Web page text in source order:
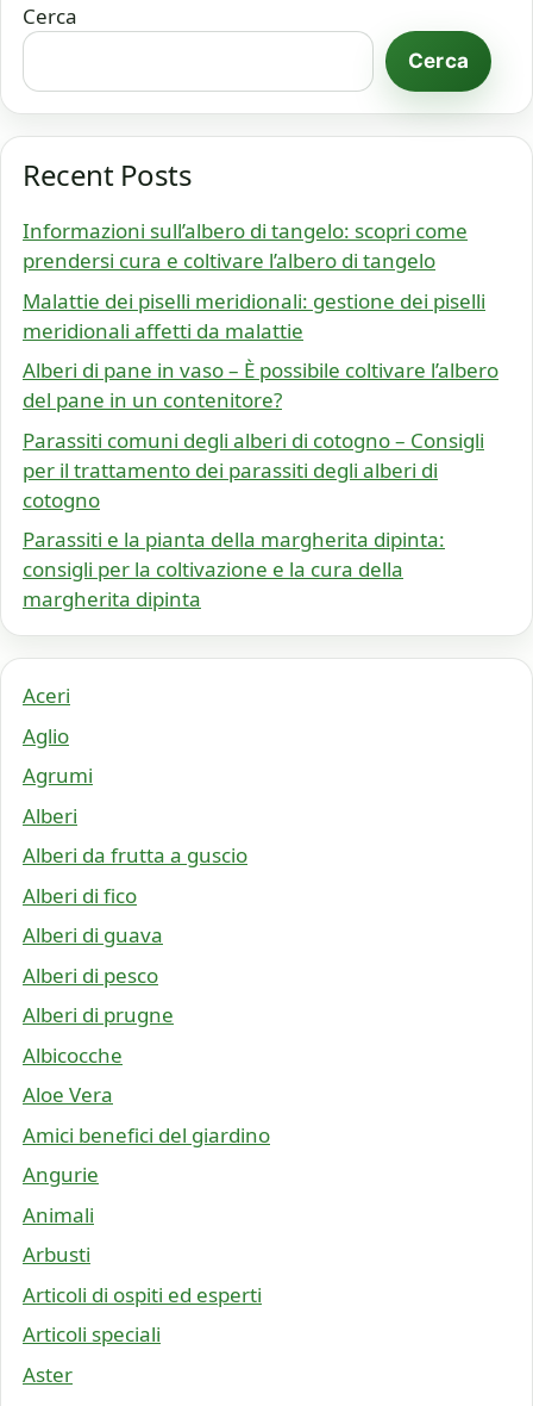
Cerca
Cerca
Recent Posts
Informazioni sull’albero di tangelo: scopri come
prendersi cura e coltivare l’albero di tangelo
Malattie dei piselli meridionali: gestione dei piselli
meridionali affetti da malattie
Alberi di pane in vaso – È possibile coltivare l’albero
del pane in un contenitore?
Parassiti comuni degli alberi di cotogno – Consigli
per il trattamento dei parassiti degli alberi di
cotogno
Parassiti e la pianta della margherita dipinta:
consigli per la coltivazione e la cura della
margherita dipinta
Aceri
Aglio
Agrumi
Alberi
Alberi da frutta a guscio
Alberi di fico
Alberi di guava
Alberi di pesco
Alberi di prugne
Albicocche
Aloe Vera
Amici benefici del giardino
Angurie
Animali
Arbusti
Articoli di ospiti ed esperti
Articoli speciali
Aster